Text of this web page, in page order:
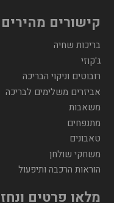
קישורים מהירים
בריכות שחיה
ג'קוזי
רובוטים וניקוי הבריכה
אביזרים משלימים לבריכה
משאבות
מתנפחים
טאבונים
משחקי שולחן
הוראות הרכבה ותיפעול
מלאו פרטים